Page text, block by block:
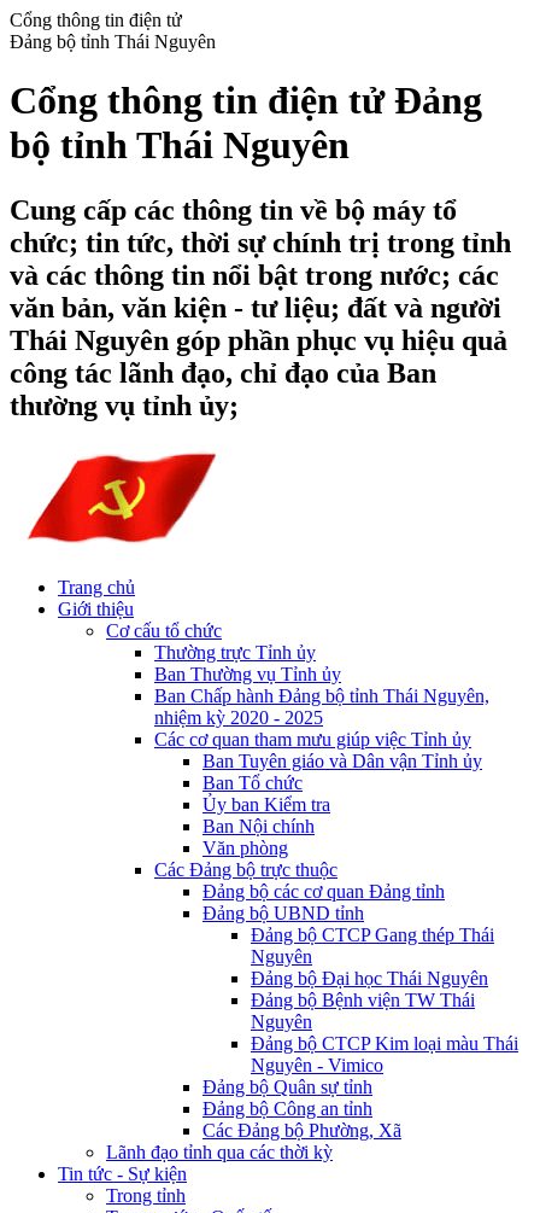
Cổng thông tin điện tử
Đảng bộ tỉnh Thái Nguyên
Cổng thông tin điện tử Đảng
bộ tỉnh Thái Nguyên
Cung cấp các thông tin về bộ máy tổ
chức; tin tức, thời sự chính trị trong tỉnh
và các thông tin nổi bật trong nước; các
văn bản, văn kiện - tư liệu; đất và người
Thái Nguyên góp phần phục vụ hiệu quả
công tác lãnh đạo, chỉ đạo của Ban
thường vụ tỉnh ủy;
Trang chủ
Giới thiệu
Cơ cấu tổ chức
Thường trực Tỉnh ủy
Ban Thường vụ Tỉnh ủy
Ban Chấp hành Đảng bộ tỉnh Thái Nguyên,
nhiệm kỳ 2020 - 2025
Các cơ quan tham mưu giúp việc Tỉnh ủy
Ban Tuyên giáo và Dân vận Tỉnh ủy
Ban Tổ chức
Ủy ban Kiểm tra
Ban Nội chính
Văn phòng
Các Đảng bộ trực thuộc
Đảng bộ các cơ quan Đảng tỉnh
Đảng bộ UBND tỉnh
Đảng bộ CTCP Gang thép Thái
Nguyên
Đảng bộ Đại học Thái Nguyên
Đảng bộ Bệnh viện TW Thái
Nguyên
Đảng bộ CTCP Kim loại màu Thái
Nguyên - Vimico
Đảng bộ Quân sự tỉnh
Đảng bộ Công an tỉnh
Các Đảng bộ Phường, Xã
Lãnh đạo tỉnh qua các thời kỳ
Tin tức - Sự kiện
Trong tỉnh